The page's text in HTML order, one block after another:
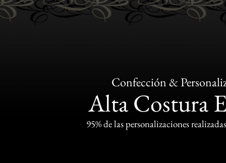
Confección &
Alta Costura
95% de las personalizaciones